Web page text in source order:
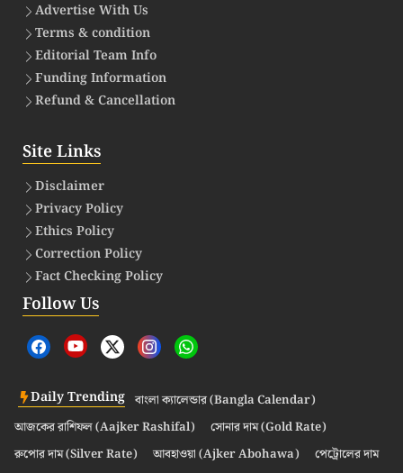
Advertise With Us
Terms & condition
Editorial Team Info
Funding Information
Refund & Cancellation
Site Links
Disclaimer
Privacy Policy
Ethics Policy
Correction Policy
Fact Checking Policy
Follow Us
Daily Trending বাংলা ক্যালেন্ডার (Bangla Calendar)
আজকের রাশিফল (Aajker Rashifal)
সোনার দাম (Gold Rate)
রুপোর দাম (Silver Rate)
আবহাওয়া (Ajker Abohawa)
পেট্রোলের দাম